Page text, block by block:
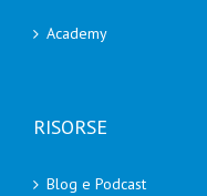
Academy
RISORSE
Blog e Podcast